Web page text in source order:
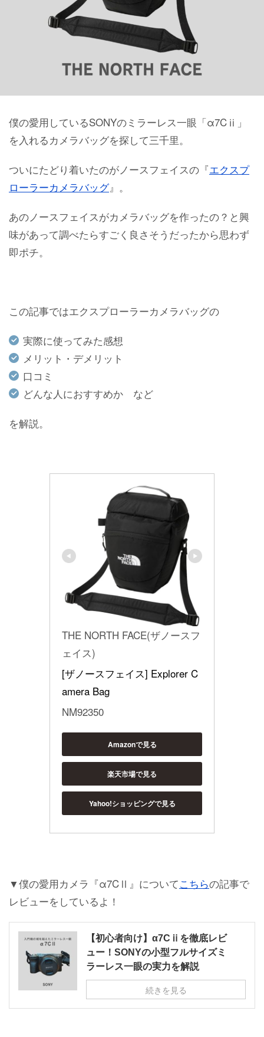
僕の愛用しているSONYのミラーレス一眼「α7Cⅱ」
を入れるカメラバッグを探して三千里。
ついにたどり着いたのがノースフェイスの『エクスプ
ローラーカメラバッグ』。
あのノースフェイスがカメラバッグを作ったの？と興
味があって調べたらすごく良さそうだったから思わず
即ポチ。
この記事ではエクスプローラーカメラバッグの
実際に使ってみた感想
メリット・デメリット
口コミ
どんな人におすすめか など
を解説。
THE NORTH FACE(ザノースフ
ェイス)
[ザノースフェイス] Explorer C
amera Bag
NM92350
Amazonで見る
楽天市場で見る
Yahoo!ショッピングで見る
▼僕の愛用カメラ『α7CⅡ』についてこちらの記事で
レビューをしているよ！
【初心者向け】α7Cⅱを徹底レビ
ュー！SONYの小型フルサイズミ
ラーレス一眼の実力を解説
続きを見る